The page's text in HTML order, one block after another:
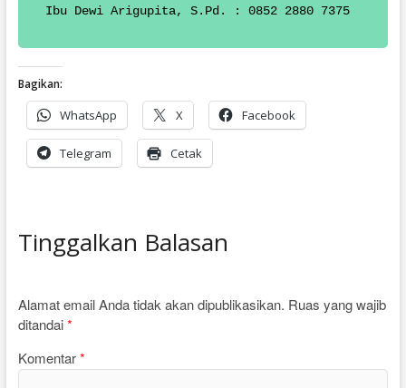
Ibu Dewi Arigupita, S.Pd. : 0852 2880 7375
Bagikan:
WhatsApp X Facebook
Telegram Cetak
Tinggalkan Balasan
Alamat email Anda tidak akan dipublikasikan. Ruas yang wajib
ditandai*
Komentar*